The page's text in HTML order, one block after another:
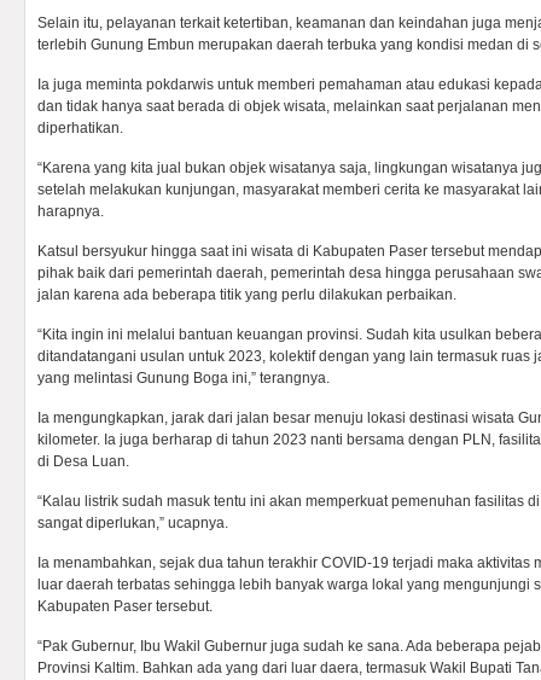
Selain itu, pelayanan terkait ketertiban, keamanan dan keindahan juga
terlebih Gunung Embun merupakan daerah terbuka yang kondisi medan di
Ia juga meminta pokdarwis untuk memberi pemahaman atau edukasi
dan tidak hanya saat berada di objek wisata, melainkan saat perjalanan
diperhatikan.
“Karena yang kita jual bukan objek wisatanya saja, lingkungan wisatanya
setelah melakukan kunjungan, masyarakat memberi cerita ke masyarakat
harapnya.
Katsul bersyukur hingga saat ini wisata di Kabupaten Paser tersebut
pihak baik dari pemerintah daerah, pemerintah desa hingga perusahaan
jalan karena ada beberapa titik yang perlu dilakukan perbaikan.
“Kita ingin ini melalui bantuan keuangan provinsi. Sudah kita usulkan
ditandatangani usulan untuk 2023, kolektif dengan yang lain termasuk ruas
yang melintasi Gunung Boga ini,” terangnya.
Ia mengungkapkan, jarak dari jalan besar menuju lokasi destinasi wisata
kilometer. Ia juga berharap di tahun 2023 nanti bersama dengan PLN,
di Desa Luan.
“Kalau listrik sudah masuk tentu ini akan memperkuat pemenuhan fasilitas
sangat diperlukan,” ucapnya.
Ia menambahkan, sejak dua tahun terakhir COVID-19 terjadi maka aktivitas
luar daerah terbatas sehingga lebih banyak warga lokal yang mengunjungi
Kabupaten Paser tersebut.
“Pak Gubernur, Ibu Wakil Gubernur juga sudah ke sana. Ada beberapa
Provinsi Kaltim. Bahkan ada yang dari luar daera, termasuk Wakil Bupati